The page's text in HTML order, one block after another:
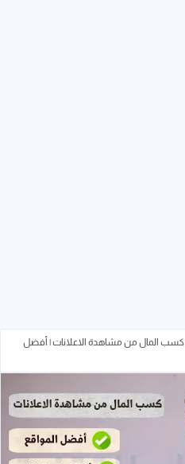
كسب المال من مشاهدة الاعلانات | أفضل